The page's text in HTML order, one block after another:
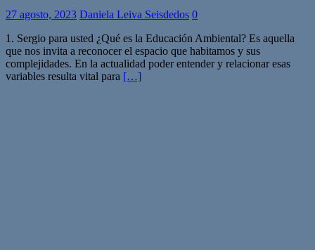
27 agosto, 2023 Daniela Leiva Seisdedos 0
1. Sergio para usted ¿Qué es la Educación Ambiental? Es aquella
que nos invita a reconocer el espacio que habitamos y sus
complejidades. En la actualidad poder entender y relacionar esas
variables resulta vital para […]